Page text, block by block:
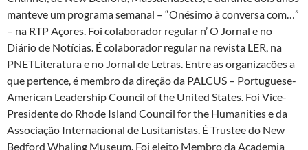
manteve um programa semanal – “Onésimo à conversa com…”
– na RTP Açores. Foi colaborador regular n’ O Jornal e no
Diário de Notícias. É colaborador regular na revista LER, na
PNETLiteratura e no Jornal de Letras. Entre as organizacões a
que pertence, é membro da direção da PALCUS – Portuguese-
American Leadership Council of the United States. Foi Vice-
Presidente do Rhode Island Council for the Humanities e da
Associação Internacional de Lusitanistas. É Trustee do New
Bedford Whaling Museum. Foi eleito Membro da Academia